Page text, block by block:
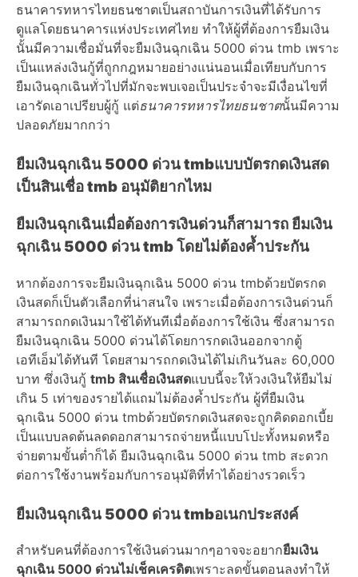
ธนาคารทหารไทยธนชาตเป็นสถาบันการเงินที่ได้รับการ
ดูแลโดยธนาคารแห่งประเทศไทย ทำให้ผู้ที่ต้องการยืมเงิน
นั้นมีความเชื่อมั่นที่จะยืมเงินฉุกเฉิน 5000 ด่วน tmb เพราะ
เป็นแหล่งเงินกู้ที่ถูกกฎหมายอย่างแน่นอนเมื่อเทียบกับการ
ยืมเงินฉุกเฉินทั่วไปที่มักจะพบเจอเป็นประจำจะมีเงื่อนไขที่
เอารัดเอาเปรียบผู้กู้ แต่ธนาคารทหารไทยธนชาตนั้นมีความ
ปลอดภัยมากกว่า
ยืมเงินฉุกเฉิน 5000 ด่วน tmbแบบบัตรกดเงินสด
เป็นสินเชื่อ tmb อนุมัติยากไหม
ยืมเงินฉุกเฉินเมื่อต้องการเงินด่วนก็สามารถ ยืมเงิน
ฉุกเฉิน 5000 ด่วน tmbโดยไม่ต้องค้ำประกัน
หากต้องการจะยืมเงินฉุกเฉิน 5000 ด่วน tmbด้วยบัตรกด
เงินสดก็เป็นตัวเลือกที่น่าสนใจ เพราะเมื่อต้องการเงินด่วนก็
สามารถกดเงินมาใช้ได้ทันทีเมื่อต้องการใช้เงิน ซึ่งสามารถ
ยืมเงินฉุกเฉิน 5000 ด่วนได้โดยการกดเงินออกจากตู้
เอทีเอ็มได้ทันที โดยสามารถกดเงินได้ไม่เกินวันละ 60,000
บาท ซึ่งเงินกู้ tmb สินเชื่อเงินสดแบบนี้จะให้วงเงินให้ยืมไม่
เกิน 5 เท่าของรายได้แถมไม่ต้องค้ำประกัน ผู้ที่ยืมเงิน
ฉุกเฉิน 5000 ด่วน tmbด้วยบัตรกดเงินสดจะถูกคิดดอกเบี้ย
เป็นแบบลดต้นลดดอกสามารถจ่ายหนี้แบบโปะทั้งหมดหรือ
จ่ายตามขั้นต่ำก็ได้ ยืมเงินฉุกเฉิน 5000 ด่วน tmb สะดวก
ต่อการใช้งานพร้อมกับการอนุมัติที่ทำได้อย่างรวดเร็ว
ยืมเงินฉุกเฉิน 5000 ด่วน tmbอเนกประสงค์
สำหรับคนที่ต้องการใช้เงินด่วนมากๆอาจจะอยากยืมเงิน
ฉุกเฉิน 5000 ด่วนไม่เช็คเครดิตเพราะลดขั้นตอนลงทำให้